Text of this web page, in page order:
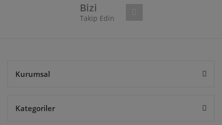
Bizi
Takip Edin
Kurumsal
Kategoriler